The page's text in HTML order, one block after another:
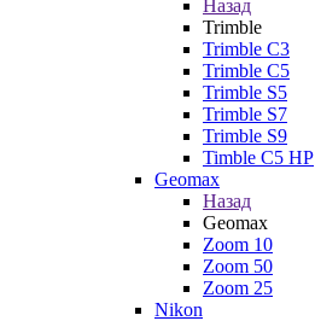
Назад
Trimble
Trimble C3
Trimble C5
Trimble S5
Trimble S7
Trimble S9
Timble C5 HP
Geomax
Назад
Geomax
Zoom 10
Zoom 50
Zoom 25
Nikon